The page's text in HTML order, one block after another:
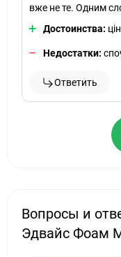
вже не те. Одним
Достоинства:
Недостатки:
Ответить
Вопросы и
Эдвайс Фоам